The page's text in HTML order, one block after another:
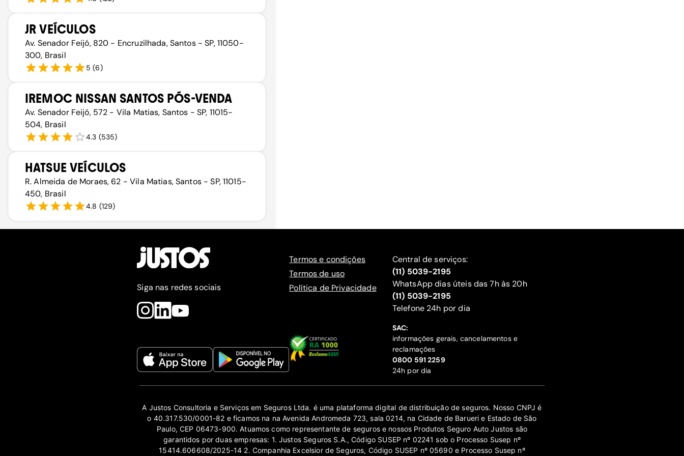
JR VEÍCULOS
Av. Senador Feijó, 820 - Encruzilhada, Santos - SP, 11050-
300, Brasil
5 (6)
IREMOC NISSAN SANTOS PÓS-VENDA
Av. Senador Feijó, 572 - Vila Matias, Santos - SP, 11015-
504, Brasil
4.3 (535)
HATSUE VEÍCULOS
R. Almeida de Moraes, 62 - Vila Matias, Santos - SP, 11015-
450, Brasil
4.8 (129)
Siga nas redes sociais
Termos e condições
Termos de uso
Política de Privacidade
Central de serviços:
(11) 5039-2195
WhatsApp dias úteis das 7h às 20h
(11) 5039-2195
‍Telefone 24h por dia
SAC:
informações gerais, cancelamentos e
reclamações
‍0800 591 2259
24h por dia
A Justos Consultoria e Serviços em Seguros Ltda. é uma plataforma digital de distribuição de seguros. Nosso CNPJ é
o 40.317.530/0001-82 e ficamos na na Avenida Andromeda 723, sala 0214, na Cidade de Barueri e Estado de São
Paulo, CEP 06473-900. Atuamos como representante de seguros e nossos Produtos Seguro Auto Justos são
garantidos por duas empresas: 1. Justos Seguros S.A., Código SUSEP nº 02241 sob o Processo Susep nº
15414.606608/2025-14 2. Companhia Excelsior de Seguros, Código SUSEP nº 05690 e Processo Susep nº